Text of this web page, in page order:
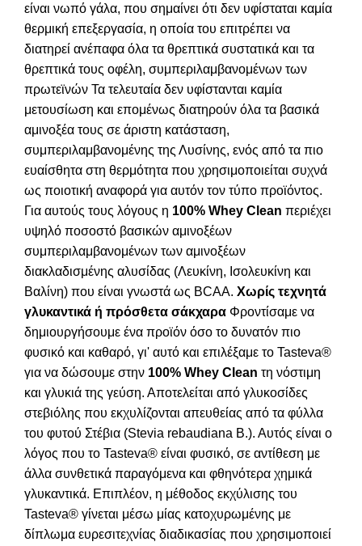
είναι νωπό γάλα, που σημαίνει ότι δεν υφίσταται καμία
θερμική επεξεργασία, η οποία του επιτρέπει να
διατηρεί ανέπαφα όλα τα θρεπτικά συστατικά και τα
θρεπτικά τους οφέλη, συμπεριλαμβανομένων των
πρωτεϊνών Τα τελευταία δεν υφίστανται καμία
μετουσίωση και επομένως διατηρούν όλα τα βασικά
αμινοξέα τους σε άριστη κατάσταση,
συμπεριλαμβανομένης της Λυσίνης, ενός από τα πιο
ευαίσθητα στη θερμότητα που χρησιμοποιείται συχνά
ως ποιοτική αναφορά για αυτόν τον τύπο προϊόντος.
Για αυτούς τους λόγους η 100% Whey Clean περιέχει
υψηλό ποσοστό βασικών αμινοξέων
συμπεριλαμβανομένων των αμινοξέων
διακλαδισμένης αλυσίδας (Λευκίνη, Ισολευκίνη και
Βαλίνη) που είναι γνωστά ως BCAA. Χωρίς τεχνητά
γλυκαντικά ή πρόσθετα σάκχαρα Φροντίσαμε να
δημιουργήσουμε ένα προϊόν όσο το δυνατόν πιο
φυσικό και καθαρό, γι' αυτό και επιλέξαμε το Tasteva®
για να δώσουμε στην 100% Whey Clean τη νόστιμη
και γλυκιά της γεύση. Αποτελείται από γλυκοσίδες
στεβιόλης που εκχυλίζονται απευθείας από τα φύλλα
του φυτού Στέβια (Stevia rebaudiana B.). Αυτός είναι ο
λόγος που το Tasteva® είναι φυσικό, σε αντίθεση με
άλλα συνθετικά παραγόμενα και φθηνότερα χημικά
γλυκαντικά. Επιπλέον, η μέθοδος εκχύλισης του
Tasteva® γίνεται μέσω μίας κατοχυρωμένης με
δίπλωμα ευρεσιτεχνίας διαδικασίας που χρησιμοποιεί